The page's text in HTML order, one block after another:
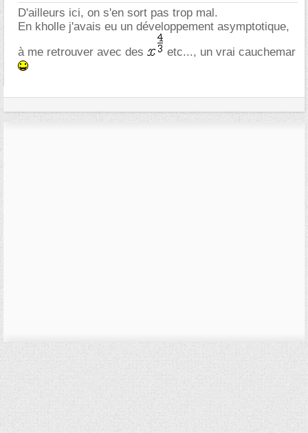
D'ailleurs ici, on s'en sort pas trop mal.
En kholle j'avais eu un développement asymptotique,
à me retrouver avec des
etc..., un vrai cauchemar